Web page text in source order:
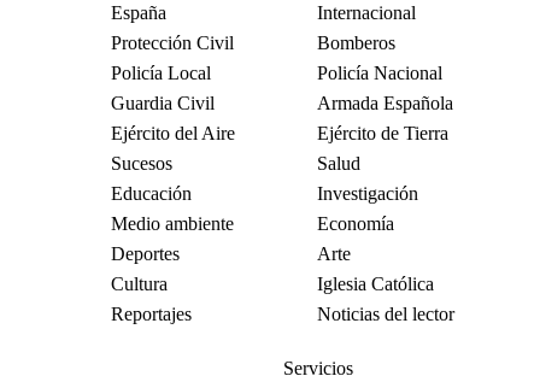
España
Internacional
Protección Civil
Bomberos
Policía Local
Policía Nacional
Guardia Civil
Armada Española
Ejército del Aire
Ejército de Tierra
Sucesos
Salud
Educación
Investigación
Medio ambiente
Economía
Deportes
Arte
Cultura
Iglesia Católica
Reportajes
Noticias del lector
Servicios